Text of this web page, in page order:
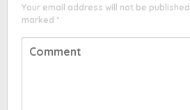
Your email address will not be published.
marked *